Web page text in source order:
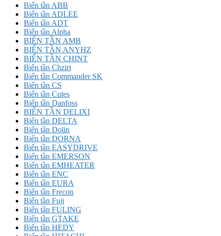
Biến tần ABB
Biến tần ADLEE
Biến tần ADT
Biến tần Alpha
BIẾN TẦN AMB
BIẾN TẦN ANYHZ
BIẾN TẦN CHINT
Biến tần Chziri
Biến tần Commander SK
Biến tần CS
Biến tần Cutes
Biến tần Danfoss
BIẾN TẦN DELIXI
Biến tần DELTA
Biến tần Dolin
Biến tần DORNA
Biến tần EASYDRIVE
Biến tần EMERSON
Biến tần EMHEATER
Biến tần ENC
Biến tần EURA
Biến tần Frecon
Biến tần Fuji
Biến tần FULING
Biến tần GTAKE
Biến tần HEDY